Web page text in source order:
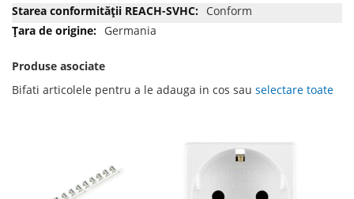
Conform
Germania
Produse asociate
Bifati articolele pentru a le adauga in cos sau selectare toate